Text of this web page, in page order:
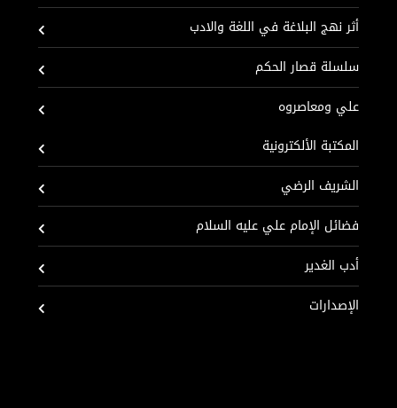
أثر نهج البلاغة في اللغة والادب
سلسلة قصار الحكم
علي ومعاصروه
المكتبة الألكترونية
الشريف الرضي
فضائل الإمام علي عليه السلام
أدب الغدير
الإصدارات